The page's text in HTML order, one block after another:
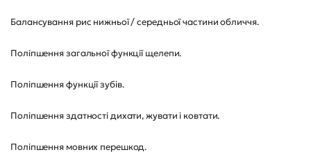
Балансування рис нижньої / середньої частини обличчя.
Поліпшення загальної функції щелепи.
Поліпшення функції зубів.
Поліпшення здатності дихати, жувати і ковтати.
Поліпшення мовних перешкод.